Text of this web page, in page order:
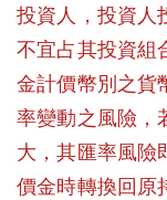
投資人，投資人
不宜占其投資組
金計價幣別之貨
率變動之風險，
大，其匯率風險
價金時轉換回原